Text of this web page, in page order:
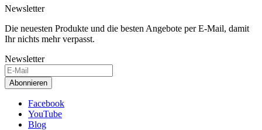
Newsletter
Die neuesten Produkte und die besten Angebote per E-Mail, damit
Ihr nichts mehr verpasst.
Newsletter
Abonnieren
Facebook
YouTube
Blog